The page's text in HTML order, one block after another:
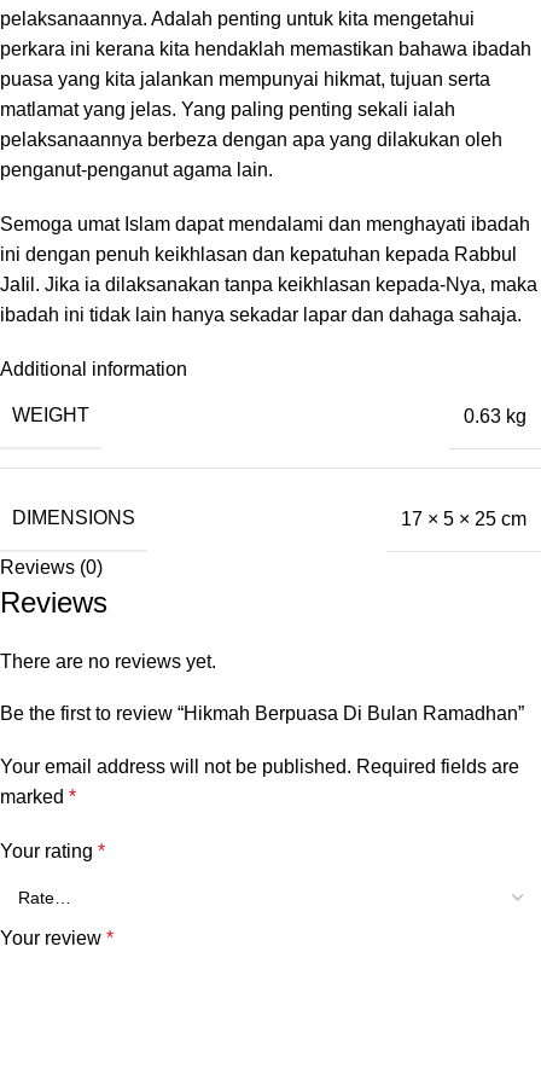
pelaksanaannya. Adalah penting untuk kita mengetahui
perkara ini kerana kita hendaklah memastikan bahawa ibadah
puasa yang kita jalankan mempunyai hikmat, tujuan serta
matlamat yang jelas. Yang paling penting sekali ialah
pelaksanaannya berbeza dengan apa yang dilakukan oleh
penganut-penganut agama lain.
Semoga umat Islam dapat mendalami dan menghayati ibadah
ini dengan penuh keikhlasan dan kepatuhan kepada Rabbul
JaIil. Jika ia dilaksanakan tanpa keikhlasan kepada-Nya, maka
ibadah ini tidak lain hanya sekadar lapar dan dahaga sahaja.
Additional information
WEIGHT 0.63 kg
DIMENSIONS 17 × 5 × 25 cm
Reviews (0)
Reviews
There are no reviews yet.
Be the first to review “Hikmah Berpuasa Di Bulan Ramadhan”
Your email address will not be published. Required fields are
marked *
Your rating *
Your review *